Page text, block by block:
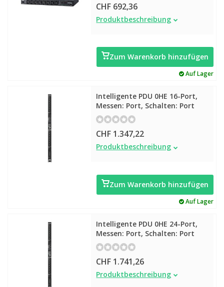
CHF 692,36
Intelligente PDU 19" 1HE 8-Por t,
Messen:Port, Schalten: Port
Produktbeschreibung
Zum Warenkorb hinzufügen
Auf Lager
Intelligente PDU 0HE 16-Port,
Messen: Port, Schalten: Port
CHF 1.347,22
Intelligente PDU 0HE 16-Port,
Messen: Port, Schalten: Port
Produktbeschreibung
Zum Warenkorb hinzufügen
Auf Lager
Intelligente PDU 0HE 24-Port,
Messen: Port, Schalten: Port
CHF 1.741,26
Intelligente PDU 0HE 24-Port,
Messen: Port, Schalten: Port
Produktbeschreibung